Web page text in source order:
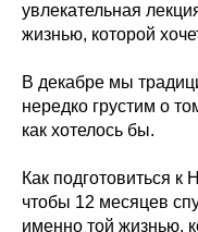
увлекательная
жизнью, которой
В декабре мы
нередко грустим о
как хотелось бы.
Как подготовиться к
чтобы 12 месяцев
именно той жизнью,